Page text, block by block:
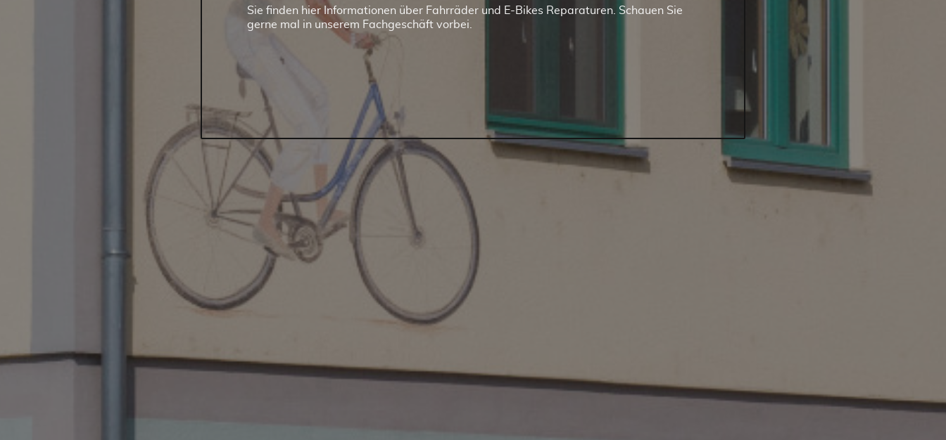
Sie finden hier Informationen über Fahrräder und E-Bikes Reparaturen. Schauen Sie
gerne mal in unserem Fachgeschäft vorbei.